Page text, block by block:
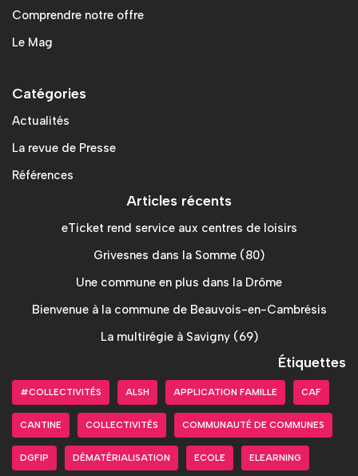
Comprendre notre offre
Le Mag
Catégories
Actualités
La revue de Presse
Références
Articles récents
eTicket rend service aux centres de loisirs
Grivesnes dans la Somme (80)
Une commune en plus dans la Drôme
Bienvenue à la commune de Beauvois-en-Cambrésis
La multirégie à Savigny (69)
Étiquettes
#COLLECTIVITÉS ALSH APPLICATION FAMILLE CAF
CANTINE COLLECTIVITÉS COMMUNAUTÉ DE COMMUNES
DGFIP DÉMATÉRIALISATION ECOLE ELEARNING